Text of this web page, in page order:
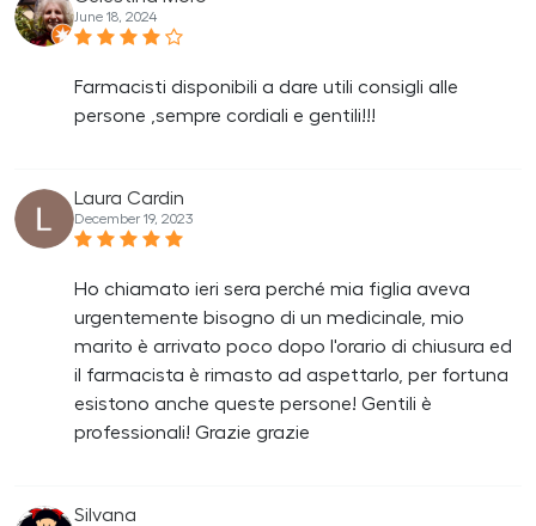
June 18, 2024
Farmacisti disponibili a dare utili consigli alle
persone ,sempre cordiali e gentili!!!
Laura Cardin
December 19, 2023
Ho chiamato ieri sera perché mia figlia aveva
urgentemente bisogno di un medicinale, mio
marito è arrivato poco dopo l'orario di chiusura ed
il farmacista è rimasto ad aspettarlo, per fortuna
esistono anche queste persone! Gentili è
professionali! Grazie grazie
Silvana